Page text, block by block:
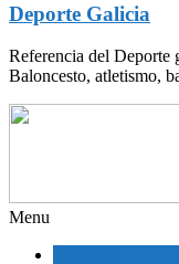
Deporte Galicia
Referencia del Deporte
Baloncesto, atletismo,
Menu